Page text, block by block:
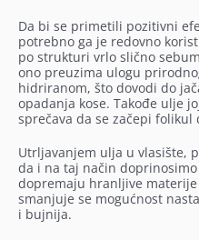
Da bi se primetili pozitivni
potrebno ga je redovno
po strukturi vrlo slično
ono preuzima ulogu
hidriranom, što dovodi do
opadanja kose. Takođe ulje
sprečava da se začepi folikul
Utrljavanjem ulja u vlasište,
da i na taj način
dopremaju hranljive materije
smanjuje se mogućnost
i bujnija.